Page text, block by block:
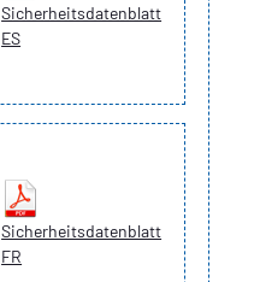
Sicherheitsdatenblatt
ES
Sicherheitsdatenblatt
FR